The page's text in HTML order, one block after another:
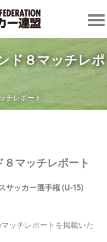
ド８マッチレポ
チレポート
マッチレポート
サッカー選手権 (U-15)
ッチレポートを掲載いた